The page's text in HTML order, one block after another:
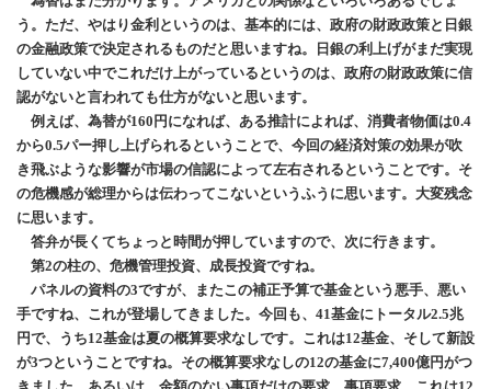
う。ただ、やはり金利というのは、基本的には、政府の財政政策と日銀
の金融政策で決定されるものだと思いますね。日銀の利上げがまだ実現
していない中でこれだけ上がっているというのは、政府の財政政策に信
認がないと言われても仕方がないと思います。
例えば、為替が160円になれば、ある推計によれば、消費者物価は0.4
から0.5パー押し上げられるということで、今回の経済対策の効果が吹
き飛ぶような影響が市場の信認によって左右されるということです。そ
の危機感が総理からは伝わってこないというふうに思います。大変残念
に思います。
答弁が長くてちょっと時間が押していますので、次に行きます。
第2の柱の、危機管理投資、成長投資ですね。
パネルの資料の3ですが、またこの補正予算で基金という悪手、悪い
手ですね、これが登場してきました。今回も、41基金にトータル2.5兆
円で、うち12基金は夏の概算要求なしです。これは12基金、そして新設
が3つということですね。その概算要求なしの12の基金に7,400億円がつ
きました。あるいは、金額のない事項だけの要求、事項要求、これは12